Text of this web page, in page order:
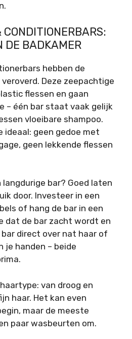
DE BADKAMER
hebben de
Deze zeepachtige
flessen en gaan
– één bar staat vaak gelijk
vloeibare shampoo.
ideaal: geen gedoe met
geen lekkende flessen
bar? Goed laten
door. Investeer in een
of hang de bar in een
dat de bar zacht wordt en
direct over nat haar of
je handen – beide
van droog en
haar. Het kan even
maar de meeste
paar wasbeurten om.